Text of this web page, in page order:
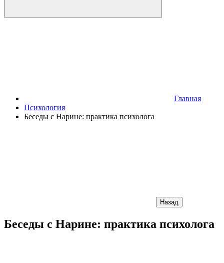
Главная
Психология
Беседы с Нарине: практика психолога
Назад
Беседы с Нарине: практика психолога